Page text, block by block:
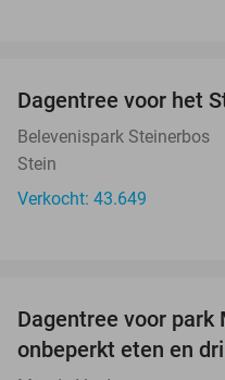
Dagentree voor het
Belevenispark Steinerbos
Stein
Verkocht: 43.649
Dagentree voor park
onbeperkt eten en